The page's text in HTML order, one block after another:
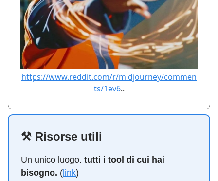
https://www.reddit.com/r/midjourney/commen
ts/1ev6..
⚒️ Risorse utili
Un unico luogo, tutti i tool di cui hai
bisogno. (link)